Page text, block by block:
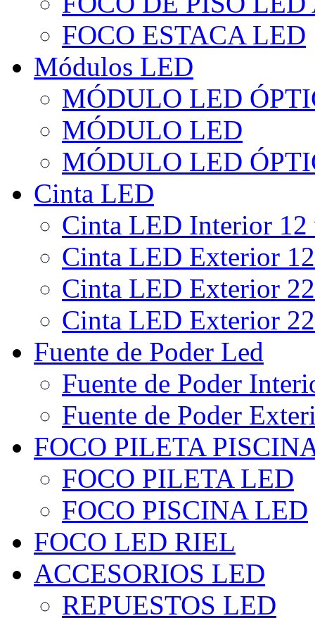
FOCO ESTACA LED
Módulos LED
MÓDULO LED
MÓDULO LED
MÓDULO LED
Cinta LED
Cinta LED Interior
Cinta LED Exterior
Cinta LED Exterior
Cinta LED Exterior
Fuente de Poder Led
Fuente de Poder
Fuente de Poder
FOCO PILETA
FOCO PILETA LED
FOCO PISCINA LED
FOCO LED RIEL
ACCESORIOS LED
REPUESTOS LED